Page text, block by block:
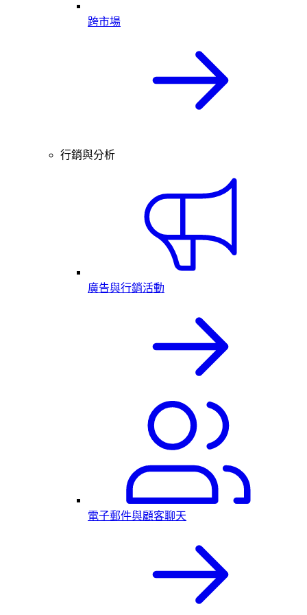
跨市場
行銷與分析
廣告與行銷活動
電子郵件與顧客聊天